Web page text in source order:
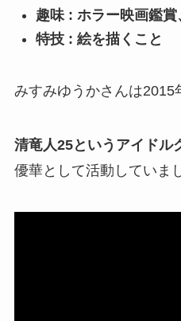
趣味 : ホラー映画鑑賞
特技 : 絵を描くこと
みすみゆうかさんは2015
清竜人25というアイドル
優華として活動していま